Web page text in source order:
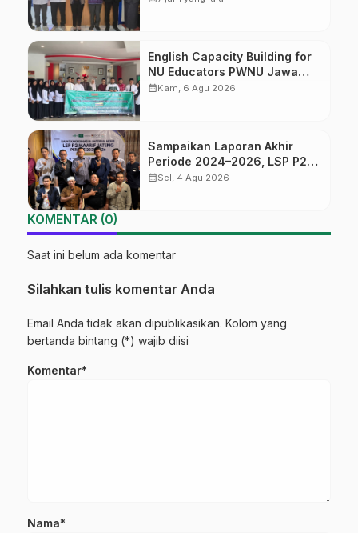
English Capacity Building for
NU Educators PWNU Jawa
Tengah Batch#4; Membuka
calendar_monthKam, 6 Agu 2026
Sampaikan Laporan Akhir
Periode 2024–2026, LSP P2
Ma’arif NU Jateng Mantapkan
calendar_monthSel, 4 Agu 2026
KOMENTAR (0)
Saat ini belum ada komentar
Silahkan tulis komentar Anda
Email Anda tidak akan dipublikasikan. Kolom yang
bertanda bintang (*) wajib diisi
Komentar*
Nama*